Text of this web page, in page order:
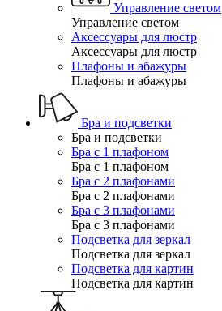
Управление светом
Управление светом
Аксессуары для люстр
Аксессуары для люстр
Плафоны и абажуры
Плафоны и абажуры
Бра и подсветки
Бра и подсветки
Бра с 1 плафоном
Бра с 1 плафоном
Бра с 2 плафонами
Бра с 2 плафонами
Бра с 3 плафонами
Бра с 3 плафонами
Подсветка для зеркал
Подсветка для зеркал
Подсветка для картин
Подсветка для картин